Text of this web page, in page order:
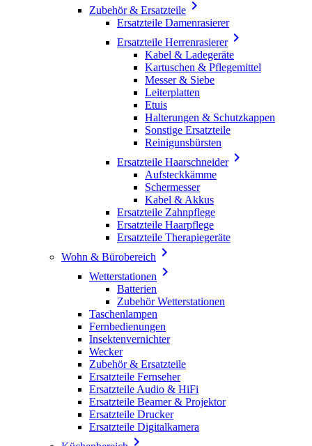
Zubehör & Ersatzteile 
Ersatzteile Damenrasierer
Ersatzteile Herrenrasierer
Kabel & Ladegeräte
Kartuschen & Pflegemittel
Messer & Siebe
Leiterplatten
Etuis
Halterungen & Schutzkappen
Sonstige Ersatzteile
Reinigunsbürsten
Ersatzteile Haarschneider
Aufsteckkämme
Schermesser
Kabel & Akkus
Ersatzteile Zahnpflege
Ersatzteile Haarpflege
Ersatzteile Therapiegeräte
Wohn & Bürobereich 
Wetterstationen 
Batterien
Zubehör Wetterstationen
Taschenlampen
Fernbedienungen
Insektenvernichter
Wecker
Zubehör & Ersatzteile
Ersatzteile Fernseher
Ersatzteile Audio & HiFi
Ersatzteile Beamer & Projektor
Ersatzteile Drucker
Ersatzteile Digitalkamera
